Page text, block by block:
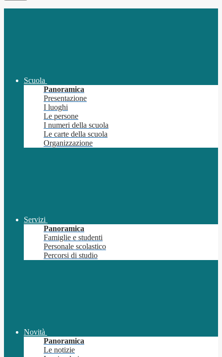
Scuola
Panoramica
Presentazione
I luoghi
Le persone
I numeri della scuola
Le carte della scuola
Organizzazione
Servizi
Panoramica
Famiglie e studenti
Personale scolastico
Percorsi di studio
Novità
Panoramica
Le notizie